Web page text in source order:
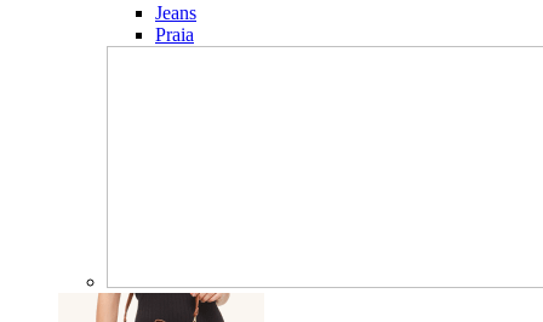
Jeans
Praia